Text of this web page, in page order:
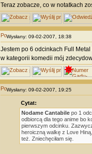
Teraz zobacze, co w notatkach
Wysłany: 09-02-2007, 18:38
Jestem po 6 odcinkach Full
w kategorii komedii mój
Wysłany: 09-02-2007, 19:25
Cytat:
Nodame Cantabile po 1
odbiorcą dla tego anime bo
pierwszym odcinku.
heroiczną walkę z Love
też. Zniechęciłam się.